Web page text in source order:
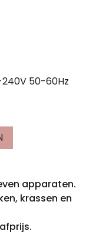
240V 50-60Hz
apparaten.
krassen en